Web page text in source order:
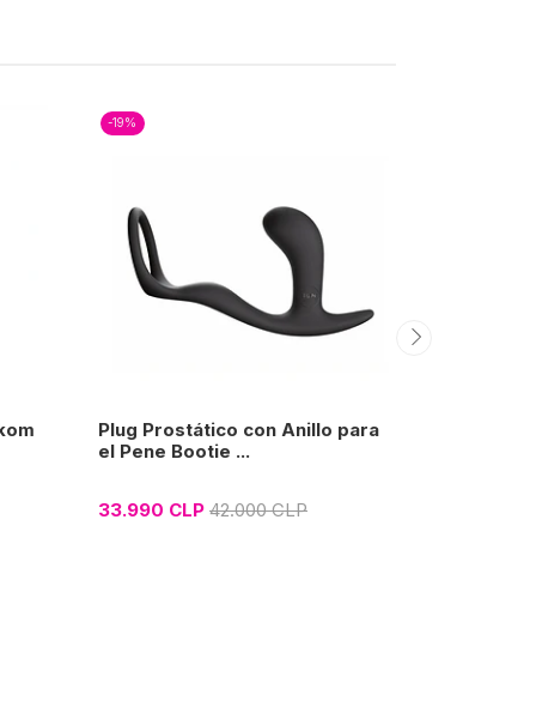
-19%
Plug Prostático con Anillo para
el Pene Bootie ...
33.990 CLP 42.000 CLP